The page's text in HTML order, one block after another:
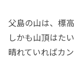
父島の山は、標
しかも山頂はた
晴れていればカ